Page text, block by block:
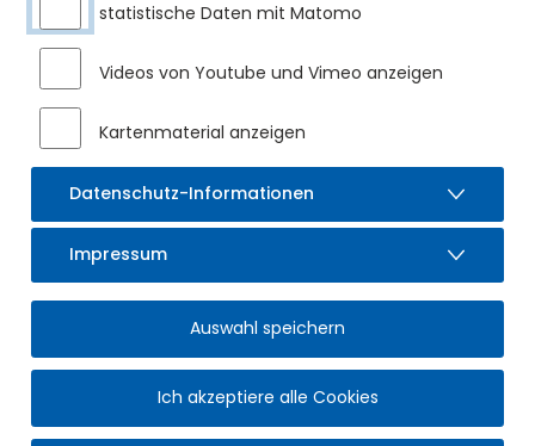
Fertigstellung Wasserspiel vor Multifunktionsgebäude
Aufbau von Zäunen und Geländern
Restliche Angleichungspflasterarbeiten
Einhausung Müllstandort Gasthof Hirsch
Sulzberger Bach
Wiederherstellung der Gewässersohle
Lieferung und Setzen der Tritt- und Sitzstufen am
Wandeinbauleuchten, Bodenstrahler und Beleuchtung
Sanierung Bestandsbrücke „Am Bach“
Restliche Angleichungspflasterarbeiten
statistische Daten mit Matomo
Videos von Youtube und Vimeo anzeigen
Kartenmaterial anzeigen
Datenschutz-Informationen
Impressum
Auswahl speichern
Ich akzeptiere alle Cookies